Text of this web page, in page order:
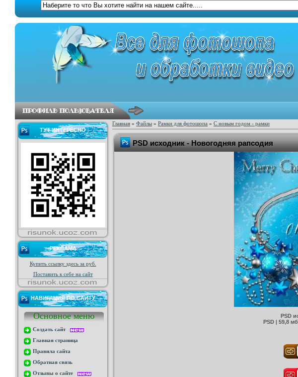
ТУТ ИНТЕРЕСНО
РЕКЛАМА
Купить ссылку здесь за руб.
Поставить к себе на сайт
НАВИГАЦИЯ ПО САЙТУ
Основное меню
Создать сайт
Главная страница
Правила сайта
Обратная связь
Отзывы о сайте
Главная » Файлы » Рамки для фотошопа » С новым годом - рамки
PSD исходник - Новогодняя рапсодия
PSD
PSD | 59,8